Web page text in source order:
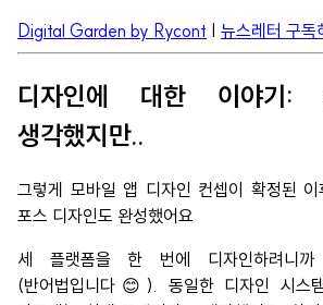
Digital Garden by Rycont 뉴스레터 구독
디자인에 대한 이야기:
생각했지만..
그렇게 모바일 앱 디자인 컨셉이 확정된
포스 디자인도 완성했어요
세 플랫폼을 한 번에 디자인하려니까
(반어법입니다😊). 동일한 디자인 시스